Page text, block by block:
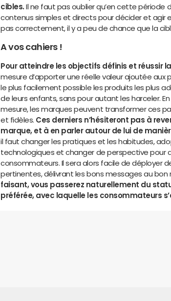
cibles.Il ne faut pas oublier qu’en cette période
contenus simples et directs pour décider et agir
pas correctement, il y a peu de chance que la
A vos cahiers !
Pour atteindre les objectifs définis et réussir
mesure d’apporter une réelle valeur ajoutée aux
le plus facilement possible les produits les plus
de leurs enfants, sans pour autant les harceler.
mesure, les marques peuvent transformer ces
et fidèles. Ces derniers n’hésiteront pas à
marque, et à en parler autour de lui de
il faut changer les pratiques et les habitudes,
technologiques et changer de perspective pour
consommateurs. Il sera alors facile de déployer
pertinentes, délivrant les bons messages au bon
faisant, vous passerez naturellement du
préférée, avec laquelle les consommateurs